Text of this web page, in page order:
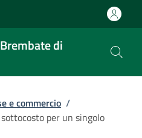
di
e commercio /
per un singolo